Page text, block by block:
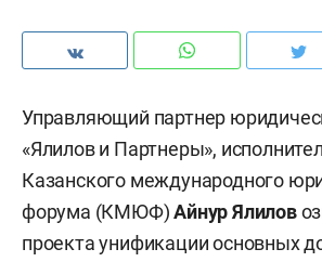
Управляющий партнер
«Ялилов и Партнеры»,
Казанского международного
форума (КМЮФ)Айнур Ялилов
проекта унификации основных